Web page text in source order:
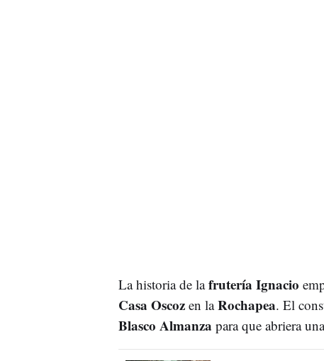
La historia de lafrutería Ignacio
Casa Oscozen laRochapea. El
Blasco Almanza para que abriera